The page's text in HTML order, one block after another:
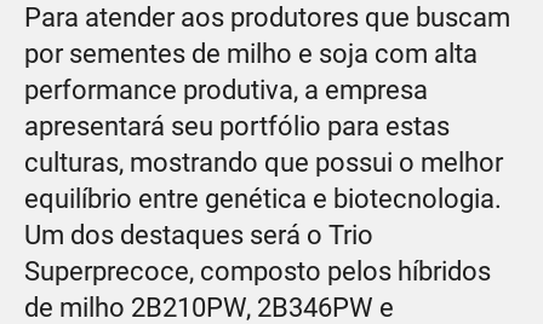
Para atender aos produtores que buscam
por sementes de milho e soja com alta
performance produtiva, a empresa
apresentará seu portfólio para estas
culturas, mostrando que possui o melhor
equilíbrio entre genética e biotecnologia.
Um dos destaques será o Trio
Superprecoce, composto pelos híbridos
de milho 2B210PW, 2B346PW e